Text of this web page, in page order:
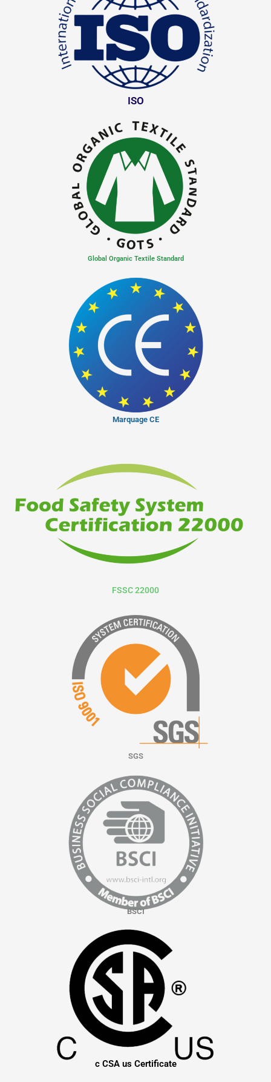
ISO
Global Organic Textile Standard
Marquage CE
FSSC 22000
SGS
BSCI
c CSA us Certificate